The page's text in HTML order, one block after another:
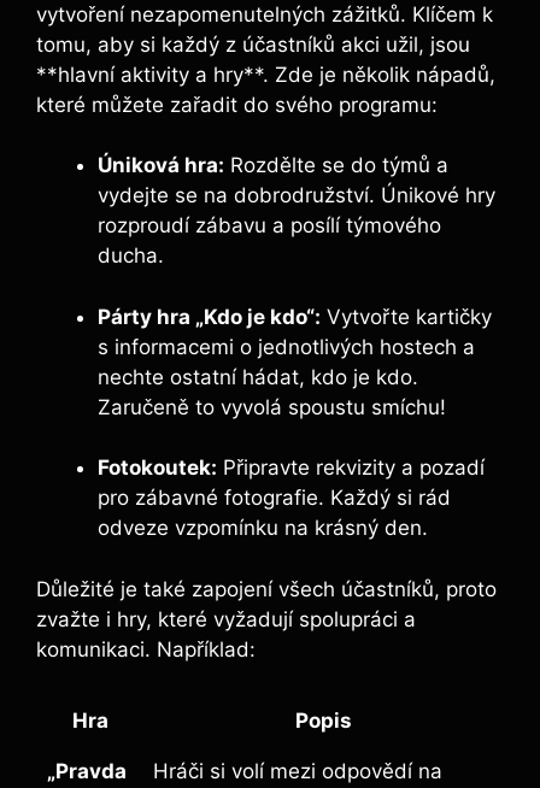
vytvoření nezapomenutelných zážitků. Klíčem k
tomu, aby si každý z účastníků akci užil, jsou
**hlavní aktivity a hry**. Zde je několik nápadů,
které můžete zařadit do svého programu:
Úniková hra: Rozdělte se do týmů a
vydejte se na dobrodružství. Únikové hry
rozproudí zábavu a posílí týmového
ducha.
Párty hra „Kdo je kdo“: Vytvořte kartičky
s informacemi o jednotlivých hostech a
nechte ostatní hádat, kdo je kdo.
Zaručeně to vyvolá spoustu smíchu!
Fotokoutek: Připravte rekvizity a pozadí
pro zábavné fotografie. Každý si rád
odveze vzpomínku na krásný den.
Důležité je také zapojení všech účastníků, proto
zvažte i hry, které vyžadují spolupráci a
komunikaci. Například:
Hra Popis
„Pravda
Hráči si volí mezi odpovědí na